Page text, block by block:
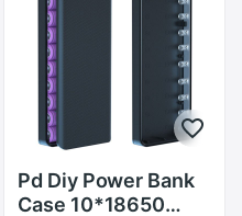
Pd Diy Power Bank
Case 10*18650